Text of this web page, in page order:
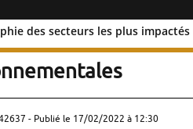
des secteurs les plus
des
- Publié le 17/02/2022 à 12:30